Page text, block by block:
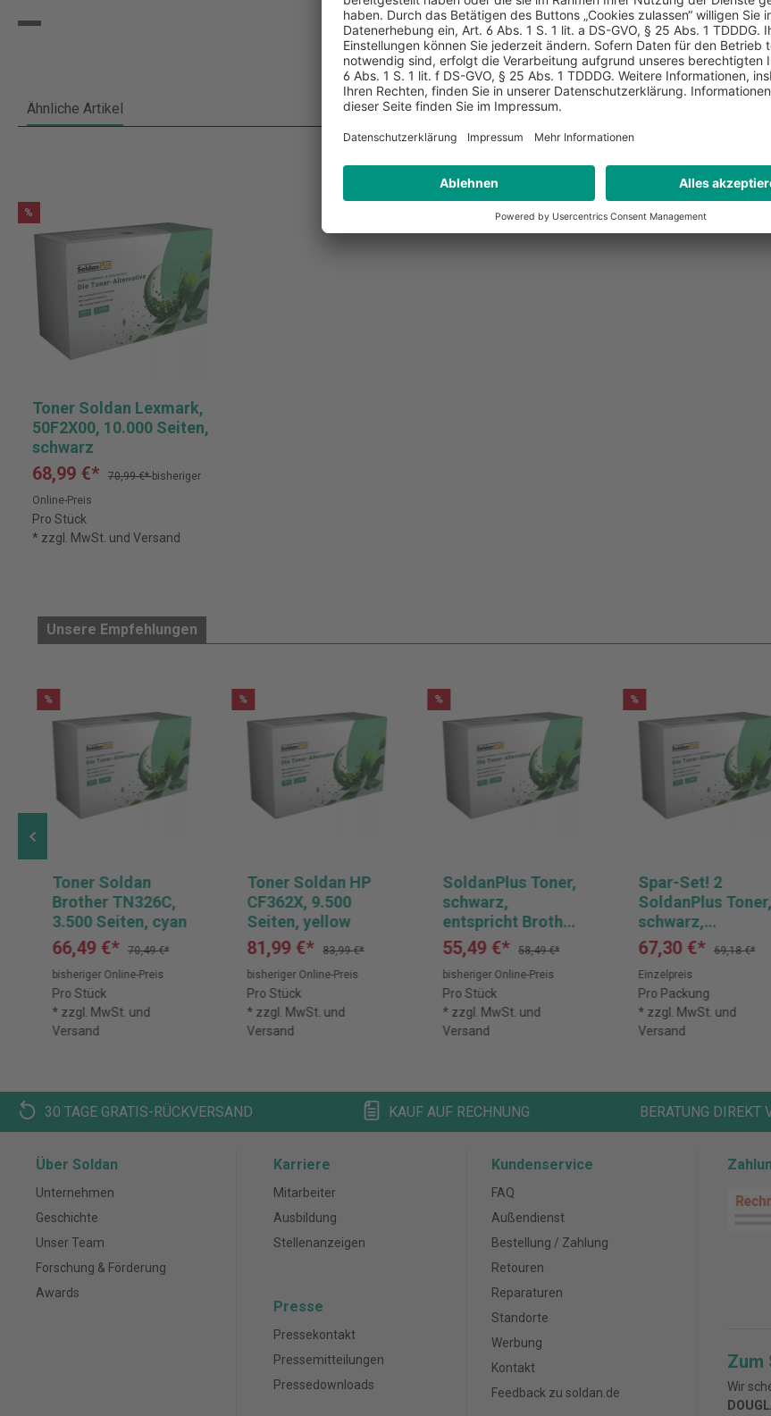
Ähnliche Artikel
%
Toner Soldan Lexmark,
50F2X00, 10.000 Seiten,
schwarz
68,99 €* 70,99 €*bisheriger
Online-Preis
Pro Stück
* zzgl. MwSt. und Versand
Unsere Empfehlungen
%
Toner Soldan
Brother TN326C,
3.500 Seiten, cyan
66,49 €*
70,49 €*
bisheriger Online-Preis
Pro Stück
* zzgl. MwSt. und
Versand
%
Toner Soldan HP
CF362X, 9.500
Seiten, yellow
81,99 €*
83,99 €*
bisheriger Online-Preis
Pro Stück
* zzgl. MwSt. und
Versand
%
SoldanPlus Toner,
schwarz,
entspricht Brother
TN423BK
55,49 €*
58,49 €*
bisheriger Online-Preis
Pro Stück
* zzgl. MwSt. und
Versand
%
Spar-Set! 2
SoldanPlus Toner,
schwarz,
entspricht Brother
TN2220
67,30 €*
69,18 €*
Einzelpreis
Pro Packung
* zzgl. MwSt. und
Versand
30 TAGE GRATIS-RÜCKVERSAND KAUF AUF RECHNUNG BERATUNG DIREKT
Über Soldan
Unternehmen
Geschichte
Unser Team
Forschung & Förderung
Awards
Karriere
Mitarbeiter
Ausbildung
Stellenanzeigen
Presse
Pressekontakt
Pressemitteilungen
Pressedownloads
Kundenservice
FAQ
Außendienst
Bestellung / Zahlung
Retouren
Reparaturen
Standorte
Werbung
Kontakt
Feedback zu soldan.de
Zum
Wir